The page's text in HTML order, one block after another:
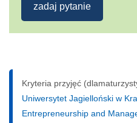
zadaj pytanie
Kryteria przyjęć
Uniwersytet Jagielloński w
Entrepreneurship and